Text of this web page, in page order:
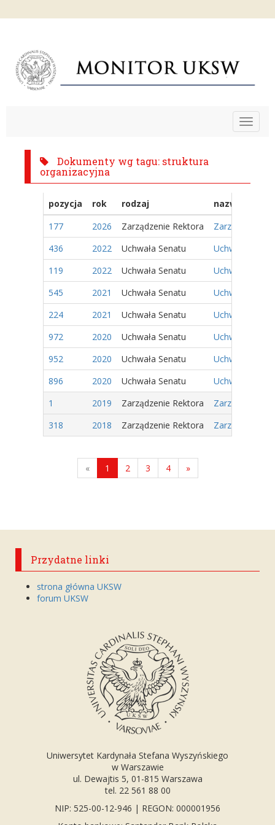
Toggle
Dokumenty wg tagu: struktura
organizacyjna
pozycja rok rodzaj
nazwa
177
2026 Zarządzenie Rektora
Zarządzenie
436
2022 Uchwała Senatu
Uchwała Nr
119
2022 Uchwała Senatu
Uchwała Nr
545
2021 Uchwała Senatu
Uchwała Nr
224
2021 Uchwała Senatu
Uchwała Nr
972
2020 Uchwała Senatu
Uchwała Nr
952
2020 Uchwała Senatu
Uchwała Nr
896
2020 Uchwała Senatu
Uchwała Nr
1
2019 Zarządzenie Rektora
Zarządzenie
318
2018 Zarządzenie Rektora Zarządzenie
« 1 2 3 4 »
Przydatne linki
strona główna UKSW
forum UKSW
Uniwersytet Kardynała Stefana Wyszyńskiego
w Warszawie
ul. Dewajtis 5, 01-815 Warszawa
tel. 22 561 88 00
NIP: 525-00-12-946 | REGON: 000001956